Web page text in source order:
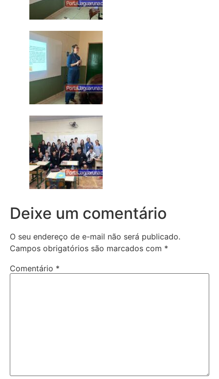
Deixe um comentário
O seu endereço de e-mail não será publicado.
Campos obrigatórios são marcados com *
Comentário *